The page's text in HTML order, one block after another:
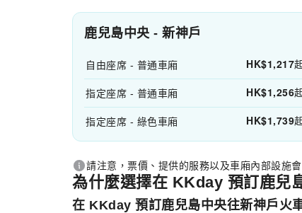
鹿兒島中央 - 新神戶
自由座席 - 普通車廂 HK$1,217
指定座席 - 普通車廂 HK$1,256
指定座席 - 綠色車廂 HK$1,739
請注意，票價、提供的服務以及車廂內部設施
為什麼選擇在 KKday 預訂鹿兒
在 KKday 預訂鹿兒島中央往新神戶火